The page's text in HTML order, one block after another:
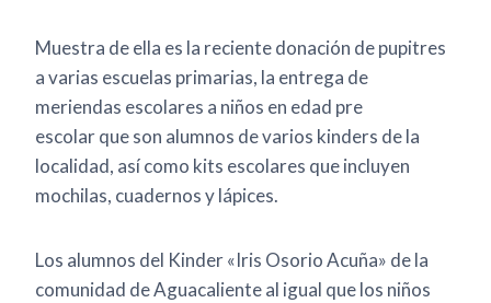
Muestra de ella es la reciente donación de pupitres
a varias escuelas primarias, la entrega de
meriendas escolares a niños en edad pre
escolar que son alumnos de varios kinders de la
localidad, así como kits escolares que incluyen
mochilas, cuadernos y lápices.
Los alumnos del Kinder «Iris Osorio Acuña» de la
comunidad de Aguacaliente al igual que los niños